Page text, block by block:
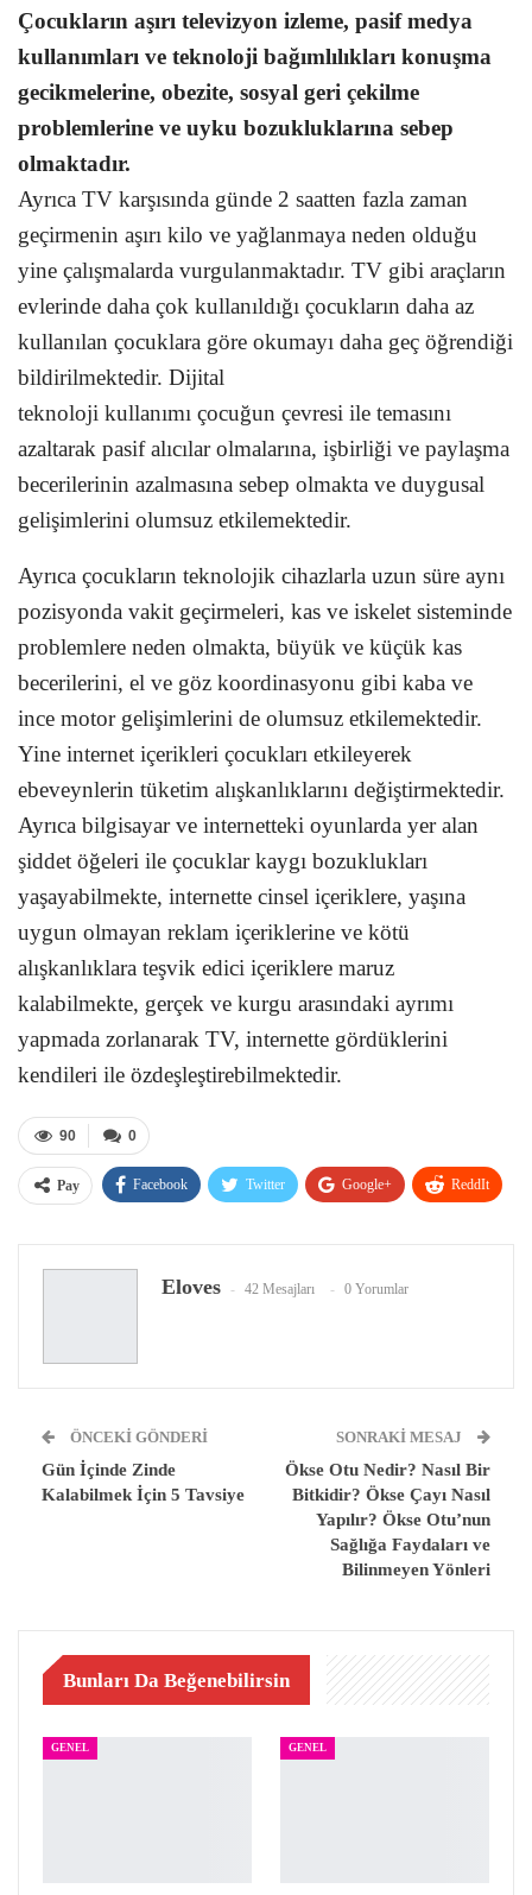
Çocukların aşırı televizyon izleme, pasif medya
kullanımları ve teknoloji bağımlılıkları konuşma
gecikmelerine, obezite, sosyal geri çekilme
problemlerine ve uyku bozukluklarına sebep
olmaktadır.
Ayrıca TV karşısında günde 2 saatten fazla zaman
geçirmenin aşırı kilo ve yağlanmaya neden olduğu
yine çalışmalarda vurgulanmaktadır. TV gibi araçların
evlerinde daha çok kullanıldığı çocukların daha az
kullanılan çocuklara göre okumayı daha geç öğrendiği
bildirilmektedir. Dijital
teknoloji kullanımı çocuğun çevresi ile temasını
azaltarak pasif alıcılar olmalarına, işbirliği ve paylaşma
becerilerinin azalmasına sebep olmakta ve duygusal
gelişimlerini olumsuz etkilemektedir.
Ayrıca çocukların teknolojik cihazlarla uzun süre aynı
pozisyonda vakit geçirmeleri, kas ve iskelet sisteminde
problemlere neden olmakta, büyük ve küçük kas
becerilerini, el ve göz koordinasyonu gibi kaba ve
ince motor gelişimlerini de olumsuz etkilemektedir.
Yine internet içerikleri çocukları etkileyerek
ebeveynlerin tüketim alışkanlıklarını değiştirmektedir.
Ayrıca bilgisayar ve internetteki oyunlarda yer alan
şiddet öğeleri ile çocuklar kaygı bozuklukları
yaşayabilmekte, internette cinsel içeriklere, yaşına
uygun olmayan reklam içeriklerine ve kötü
alışkanlıklara teşvik edici içeriklere maruz
kalabilmekte, gerçek ve kurgu arasındaki ayrımı
yapmada zorlanarak TV, internette gördüklerini
kendileri ile özdeşleştirebilmektedir.
0
90
Pay Facebook Twitter Google+ ReddIt
Eloves 42 Mesajları 0 Yorumlar
ÖNCEKI GÖNDERI
Gün İçinde Zinde
Kalabilmek İçin 5 Tavsiye
SONRAKI MESAJ
Ökse Otu Nedir? Nasıl Bir
Bitkidir? Ökse Çayı Nasıl
Yapılır? Ökse Otu’nun
Sağlığa Faydaları ve
Bilinmeyen Yönleri
Bunları Da Beğenebilirsin
GENEL GENEL